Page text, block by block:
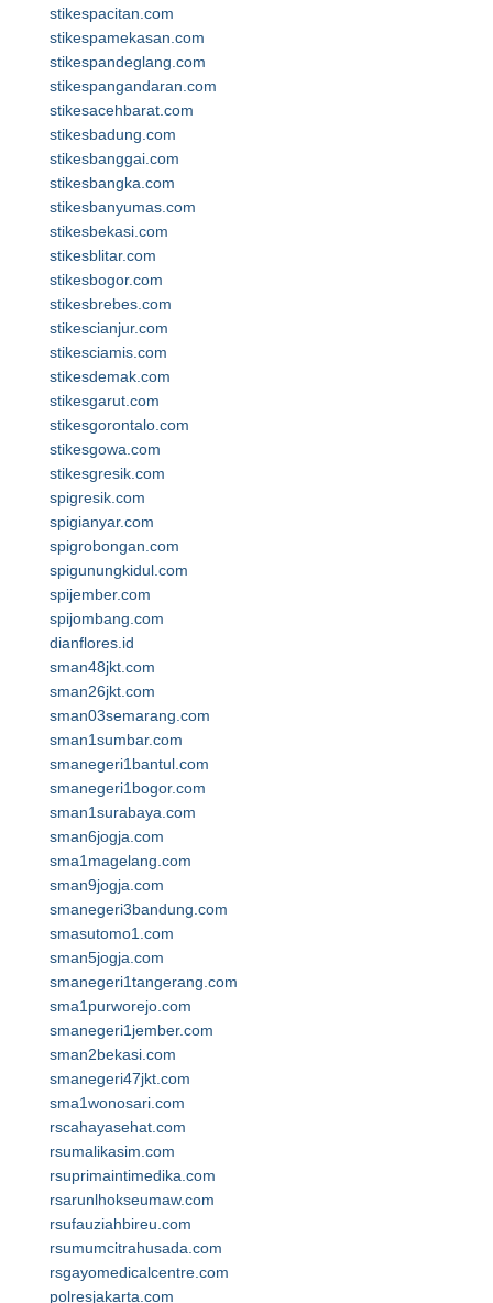
stikespacitan.com
stikespamekasan.com
stikespandeglang.com
stikespangandaran.com
stikesacehbarat.com
stikesbadung.com
stikesbanggai.com
stikesbangka.com
stikesbanyumas.com
stikesbekasi.com
stikesblitar.com
stikesbogor.com
stikesbrebes.com
stikescianjur.com
stikesciamis.com
stikesdemak.com
stikesgarut.com
stikesgorontalo.com
stikesgowa.com
stikesgresik.com
spigresik.com
spigianyar.com
spigrobongan.com
spigunungkidul.com
spijember.com
spijombang.com
dianflores.id
sman48jkt.com
sman26jkt.com
sman03semarang.com
sman1sumbar.com
smanegeri1bantul.com
smanegeri1bogor.com
sman1surabaya.com
sman6jogja.com
sma1magelang.com
sman9jogja.com
smanegeri3bandung.com
smasutomo1.com
sman5jogja.com
smanegeri1tangerang.com
sma1purworejo.com
smanegeri1jember.com
sman2bekasi.com
smanegeri47jkt.com
sma1wonosari.com
rscahayasehat.com
rsumalikasim.com
rsuprimaintimedika.com
rsarunlhokseumaw.com
rsufauziahbireu.com
rsumumcitrahusada.com
rsgayomedicalcentre.com
polresjakarta.com